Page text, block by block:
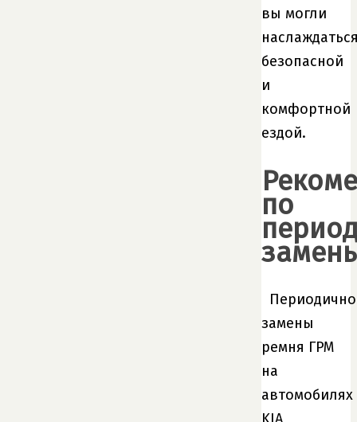
вы могли
безопасной
и
комфортной
ездой.
по
замены
ремня ГРМ
на
автомобилях